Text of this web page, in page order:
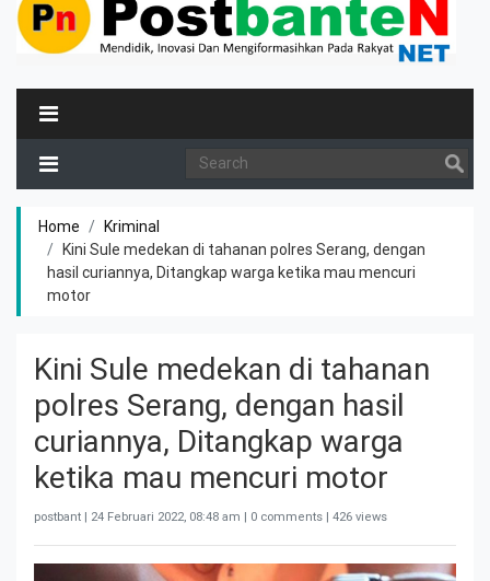
Home
Kriminal
Kini Sule medekan di tahanan polres Serang, dengan
hasil curiannya, Ditangkap warga ketika mau mencuri
motor
Kini Sule medekan di tahanan
polres Serang, dengan hasil
curiannya, Ditangkap warga
ketika mau mencuri motor
postbant | 24 Februari 2022, 08:48 am | 0 comments | 426 views